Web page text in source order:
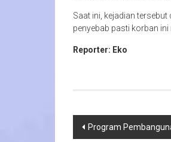
Saat ini, kejadian
penyebab pasti korban
Reporter: Eko
Navigasi
Program